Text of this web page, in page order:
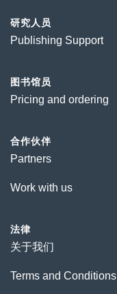
研究人员
Publishing Support
图书馆员
Pricing and ordering
合作伙伴
Partners
Work with us
法律
关于我们
Terms and Conditions